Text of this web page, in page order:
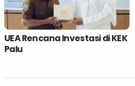
UEA Rencana Investasi di KEK
Palu